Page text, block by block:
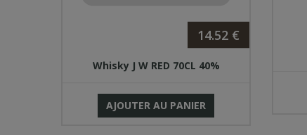
14.52 €
Whisky J W RED 70CL 40%
AJOUTER AU PANIER